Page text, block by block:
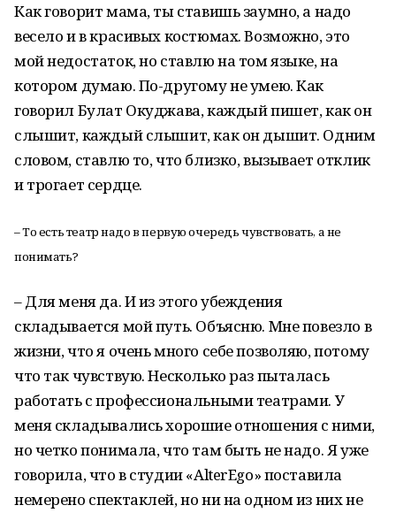
Как говорит мама, ты ставишь заумно, а надо
весело и в красивых костюмах. Возможно, это
мой недостаток, но ставлю на том языке, на
котором думаю. По-другому не умею. Как
говорил Булат Окуджава, каждый пишет, как он
слышит, каждый слышит, как он дышит. Одним
словом, ставлю то, что близко, вызывает отклик
и трогает сердце.
– То есть театр надо в первую очередь чувствовать, а не
понимать?
– Для меня да. И из этого убеждения
складывается мой путь. Объясню. Мне повезло в
жизни, что я очень много себе позволяю, потому
что так чувствую. Несколько раз пыталась
работать с профессиональными театрами. У
меня складывались хорошие отношения с ними,
но четко понимала, что там быть не надо. Я уже
говорила, что в студии «АlterEgo» поставила
немерено спектаклей, но ни на одном из них не